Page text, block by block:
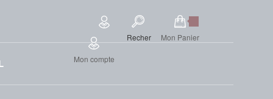
Mon Panier
Recher
Mon compte